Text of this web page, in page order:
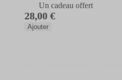
Un cadeau offert
28,00 €
Ajouter